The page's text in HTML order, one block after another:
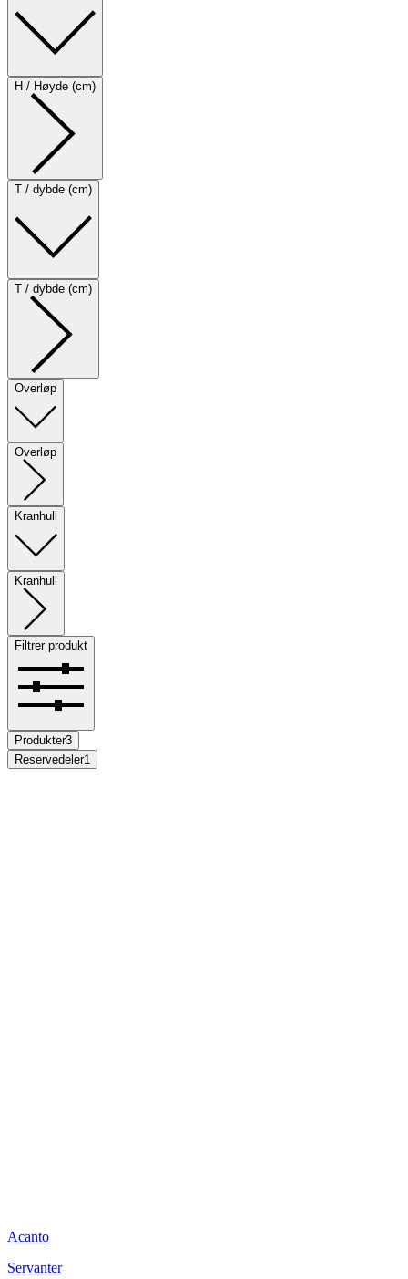
H / Høyde (cm)
T / dybde (cm)
T / dybde (cm)
Overløp
Overløp
Kranhull
Kranhull
Filtrer produkt
Produkter3
Reservedeler1
Acanto
Servanter